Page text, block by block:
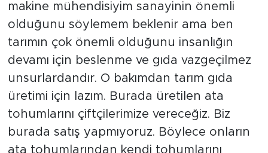
makine mühendisiyim sanayinin önemli
olduğunu söylemem beklenir ama ben
tarımın çok önemli olduğunu insanlığın
devamı için beslenme ve gıda vazgeçilmez
unsurlardandır. O bakımdan tarım gıda
üretimi için lazım. Burada üretilen ata
tohumlarını çiftçilerimize vereceğiz. Biz
burada satış yapmıyoruz. Böylece onların
ata tohumlarından kendi tohumlarını